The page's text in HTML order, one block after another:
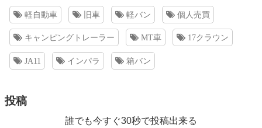
軽自動車 旧車 軽バン 個人売買
キャンピングトレーラー MT車 17クラウン
JA11 インパラ 箱バン
投稿
誰でも今すぐ30秒で投稿出来る